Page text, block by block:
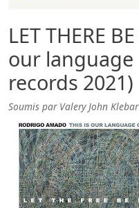
LET THERE
our
records 2021)
Soumis par Valery John Klebar